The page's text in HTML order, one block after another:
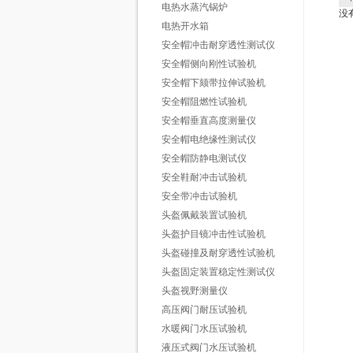
电热水蒸汽锅炉
电热开水箱
安全帽冲击耐穿透性测试仪
安全帽侧向刚性试验机
安全帽下颏带拉伸试验机
安全帽阻燃性试验机
安全帽垂直高度测量仪
安全帽电绝缘性测试仪
安全帽防静电测试仪
安全鞋耐冲击试验机
安全带冲击试验机
头盔佩戴装置试验机
头盔护目镜冲击性试验机
头盔碰撞及耐穿透性试验机
头盔固定装置稳定性测试仪
头盔视野测量仪
高压阀门耐压试验机
水暖阀门水压试验机
液压式阀门水压试验机
没